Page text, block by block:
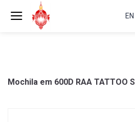
EN
Mochila em 600D RAA TATTOO